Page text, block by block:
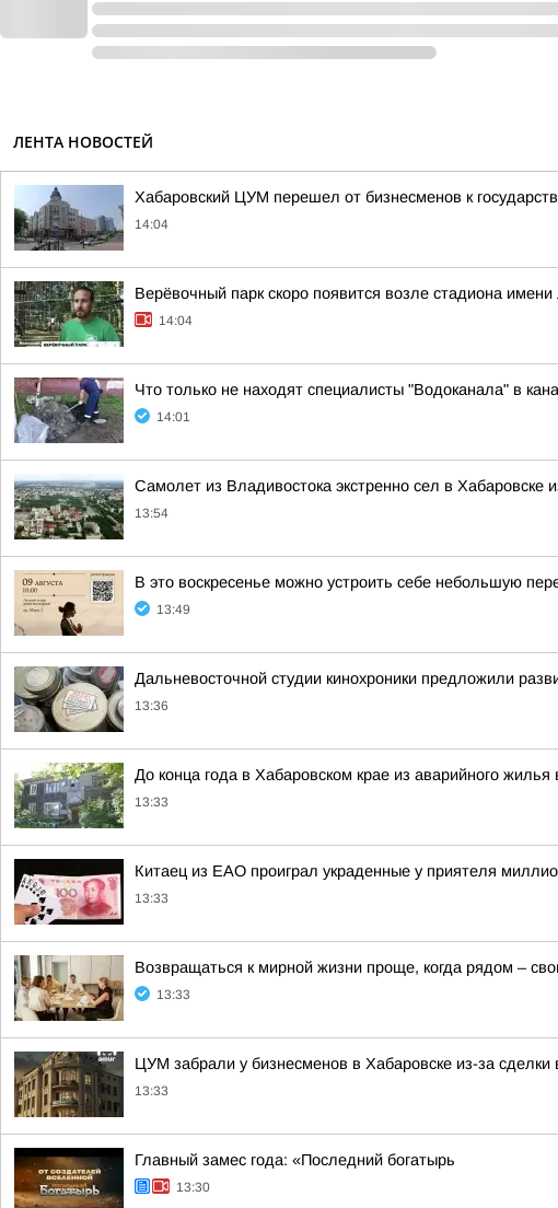
ЛЕНТА НОВОСТЕЙ
Хабаровский ЦУМ перешел от бизнесменов к
14:04
Верёвочный парк скоро появится возле стадиона
14:04
Что только не находят специалисты "Водоканала" в
14:01
Самолет из Владивостока экстренно сел в Хабаровске
13:54
В это воскресенье можно устроить себе небольшую
13:49
Дальневосточной студии кинохроники предложили
13:36
До конца года в Хабаровском крае из аварийного
13:33
Китаец из ЕАО проиграл украденные у приятеля
13:33
Возвращаться к мирной жизни проще, когда рядом –
13:33
ЦУМ забрали у бизнесменов в Хабаровске из-за сделки
13:33
Главный замес года: «Последний богатырь
13:30